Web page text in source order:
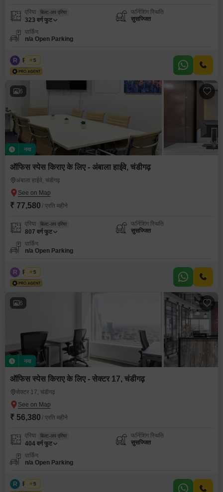
एरिया बिल्ट-अप एरिया
323 वर्ग फुट
फर्निशिंग स्थिति
सुसज्जित
पार्किंग
n/a Open Parking
R Regus
5
6
नया
ऑफिस स्पेस किराए के लिए - अंबाला हाईवे, चंडीगढ़
अंबाला हाईवे, चंडीगढ़
₹ 77,580 / प्रति महीने
एरिया बिल्ट-अप एरिया
807 वर्ग फुट
फर्निशिंग स्थिति
सुसज्जित
पार्किंग
n/a Open Parking
R Regus
5
6
नया
ऑफिस स्पेस किराए के लिए - सेक्टर 17, चंडीगढ़
सेक्टर 17, चंडीगढ़
₹ 56,380 / प्रति महीने
एरिया बिल्ट-अप एरिया
404 वर्ग फुट
फर्निशिंग स्थिति
सुसज्जित
पार्किंग
n/a Open Parking
R Regus
5